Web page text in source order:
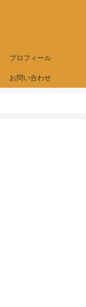
プロフィール
お問い合わせ